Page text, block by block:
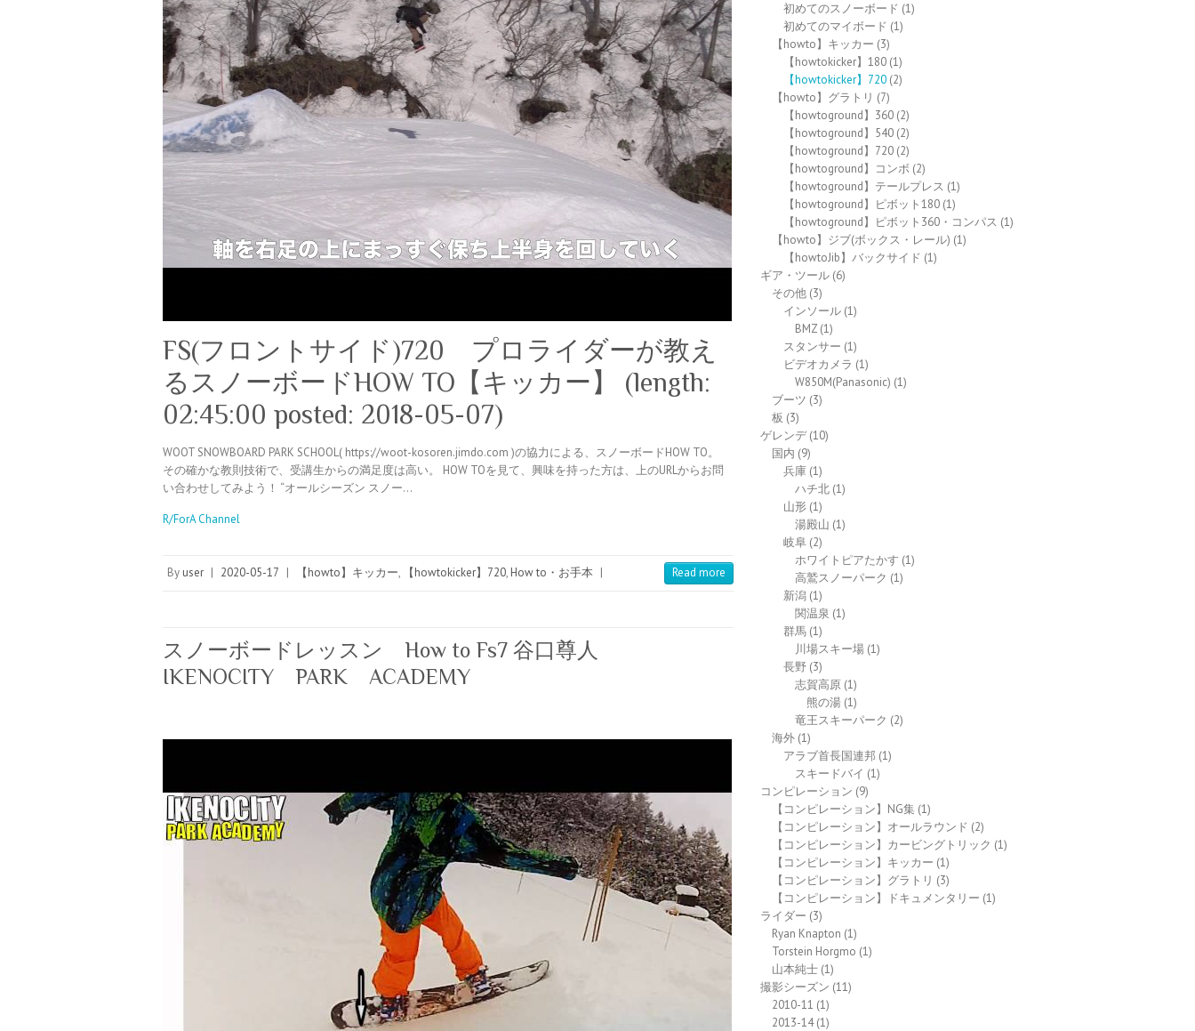
FS(フロントサイド)720 プロライダーが教え
るスノーボードHOW TO【キッカー】 (length:
02:45:00 posted: 2018-05-07)
WOOT SNOWBOARD PARK SCHOOL( https://woot-kosoren.jimdo.com )の協力による、スノーボードHOW TO。
その確かな教則技術で、受講生からの満足度は高い。 HOW TOを見て、興味を持った方は、上のURLからお問
い合わせしてみよう！ “オールシーズン スノー…
R/ForA Channel
By user | 2020-05-17 | 【howto】キッカー, 【howtokicker】720, How to・お手本 | Read more
スノーボードレッスン How to Fs7 谷口尊人
IKENOCITY PARK ACADEMY
初めてのスノーボード (1)
初めてのマイボード (1)
【howto】キッカー (3)
【howtokicker】180 (1)
【howtokicker】720 (2)
【howto】グラトリ (7)
【howtoground】360 (2)
【howtoground】540 (2)
【howtoground】720 (2)
【howtoground】コンボ (2)
【howtoground】テールプレス (1)
【howtoground】ピボット180 (1)
【howtoground】ピボット360・コンパス (1)
【howto】ジブ(ボックス・レール) (1)
【howtoJib】バックサイド (1)
ギア・ツール (6)
その他 (3)
インソール (1)
BMZ (1)
スタンサー (1)
ビデオカメラ (1)
W850M(Panasonic) (1)
ブーツ (3)
板 (3)
ゲレンデ(10)
国内 (9)
兵庫 (1)
ハチ北 (1)
山形 (1)
湯殿山 (1)
岐阜 (2)
ホワイトピアたかす (1)
高鷲スノーパーク (1)
新潟 (1)
関温泉 (1)
群馬 (1)
川場スキー場 (1)
長野 (3)
志賀高原 (1)
熊の湯 (1)
竜王スキーパーク (2)
海外 (1)
アラブ首長国連邦 (1)
スキードバイ (1)
コンピレーション (9)
【コンピレーション】NG集 (1)
【コンピレーション】オールラウンド (2)
【コンピレーション】カービングトリック (1)
【コンピレーション】キッカー (1)
【コンピレーション】グラトリ (3)
【コンピレーション】ドキュメンタリー (1)
ライダー (3)
Ryan Knapton (1)
Torstein Horgmo (1)
山本純士 (1)
撮影シーズン (11)
2010-11 (1)
2013-14(1)